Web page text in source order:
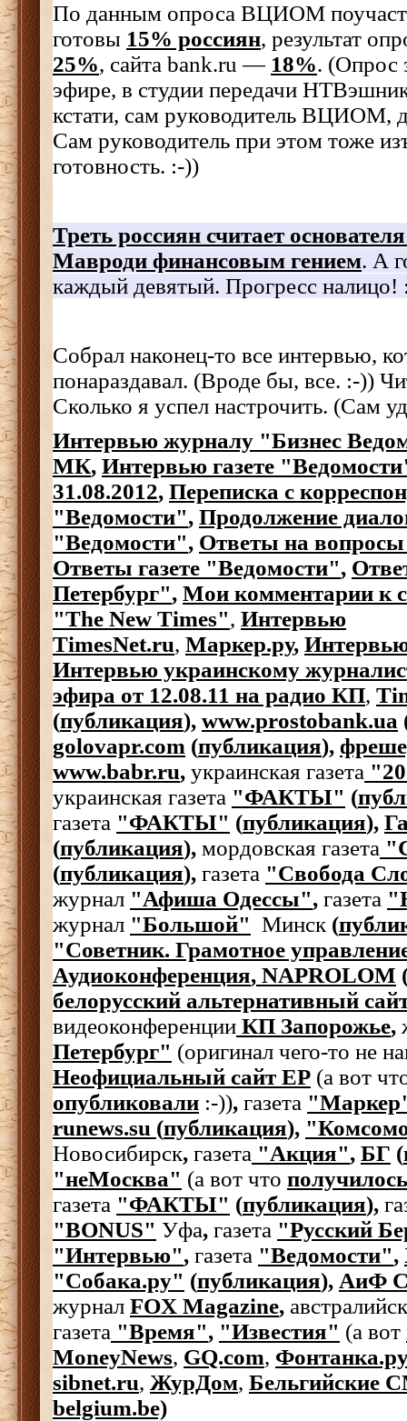
По данным опроса ВЦИОМ
готовы 15% россиян, результат
25%, сайта bank.ru — 18%. (Опрос
эфире, в студии передачи
кстати, сам руководитель ВЦИОМ,
Сам руководитель при этом тоже
готовность. :-))
Треть россиян считает
Мавроди финансовым гением. А
каждый девятый. Прогресс налицо!
Собрал наконец-то все интервью,
понараздавал. (Вроде бы, все. :-))
Сколько я успел настрочить. (Сам
Интервью журналу "Бизнес
МК, Интервью газете
31.08.2012, Переписка с
"Ведомости", Продолжение
"Ведомости", Ответы на
Ответы газете "Ведомости",
Петербург", Мои комментарии к
"The New Times", Интервью
TimesNet.ru, Маркер.ру,
Интервью украинскому
эфира от 12.08.11 на радио КП,
(публикация), www.prostobank.ua
golovapr.com (публикация),
www.babr.ru, украинская газета
украинская газета "ФАКТЫ" (
газета "ФАКТЫ" (публикация),
(публикация), мордовская газета
(публикация), газета "Свобода
журнал "Афиша Одессы", газета
журнал "Большой" Минск (
"Советник. Грамотное
Аудиоконференция, NAPROLOM
белорусский альтернативный сайт
видеоконференции КП Запорожье,
Петербург" (оригинал чего-то не
Неофициальный сайт ЕР (а вот
опубликовали :-)), газета
runews.su (публикация),
Новосибирск, газета "Акция", БГ (
"неМосква" (а вот что получилось
газета "ФАКТЫ" (публикация),
"BONUS" Уфа, газета "Русский
"Интервью", газета "Ведомости",
"Собака.ру" (публикация), АиФ
журнал FOX Magazine,
газета "Время", "Известия" (а вот
MoneyNews, GQ.com,
sibnet.ru, ЖурДом, Бельгийские
belgium.be)